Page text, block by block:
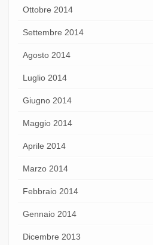
Ottobre 2014
Settembre 2014
Agosto 2014
Luglio 2014
Giugno 2014
Maggio 2014
Aprile 2014
Marzo 2014
Febbraio 2014
Gennaio 2014
Dicembre 2013